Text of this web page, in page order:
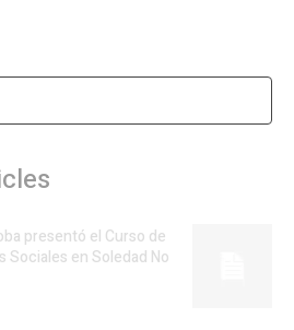
presentó el Curso de
Sociales en Soledad No